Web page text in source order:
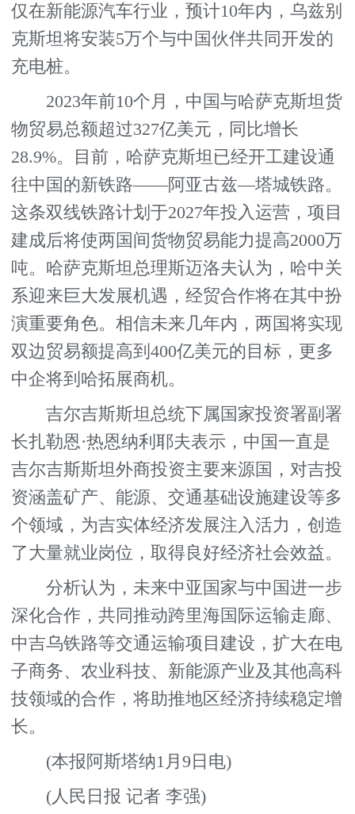
仅在新能源汽车行业，预计10年内，乌兹别
克斯坦将安装5万个与中国伙伴共同开发的
充电桩。
2023年前10个月，中国与哈萨克斯坦货
物贸易总额超过327亿美元，同比增长
28.9%。目前，哈萨克斯坦已经开工建设通
往中国的新铁路——阿亚古兹—塔城铁路。
这条双线铁路计划于2027年投入运营，项目
建成后将使两国间货物贸易能力提高2000万
吨。哈萨克斯坦总理斯迈洛夫认为，哈中关
系迎来巨大发展机遇，经贸合作将在其中扮
演重要角色。相信未来几年内，两国将实现
双边贸易额提高到400亿美元的目标，更多
中企将到哈拓展商机。
吉尔吉斯斯坦总统下属国家投资署副署
长扎勒恩·热恩纳利耶夫表示，中国一直是
吉尔吉斯斯坦外商投资主要来源国，对吉投
资涵盖矿产、能源、交通基础设施建设等多
个领域，为吉实体经济发展注入活力，创造
了大量就业岗位，取得良好经济社会效益。
分析认为，未来中亚国家与中国进一步
深化合作，共同推动跨里海国际运输走廊、
中吉乌铁路等交通运输项目建设，扩大在电
子商务、农业科技、新能源产业及其他高科
技领域的合作，将助推地区经济持续稳定增
长。
(本报阿斯塔纳1月9日电)
(人民日报 记者 李强)